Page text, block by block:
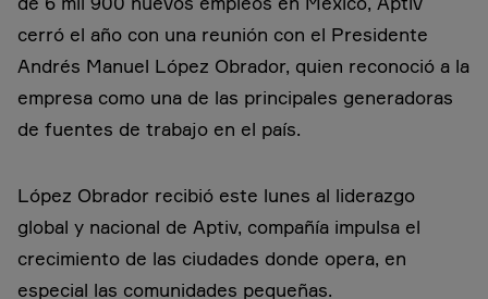
cerró el año con una reunión con el Presidente
Andrés Manuel López Obrador, quien reconoció a la
empresa como una de las principales generadoras
de fuentes de trabajo en el país.
López Obrador recibió este lunes al liderazgo
global y nacional de Aptiv, compañía impulsa el
crecimiento de las ciudades donde opera, en
especial las comunidades pequeñas.